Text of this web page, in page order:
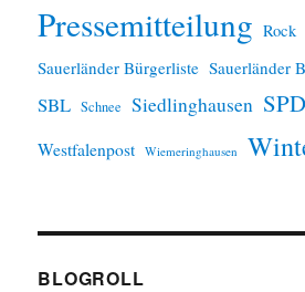
Pressemitteilung Rock
Sauerländer Bürgerliste Sauerländer
SBL Schnee Siedlinghausen SPD
Westfalenpost Wiemeringhausen
BLOGROLL